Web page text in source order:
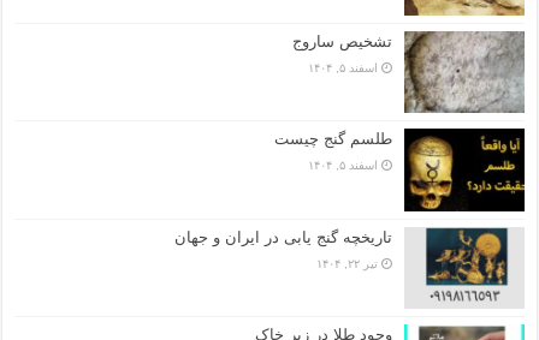
تشخیص ساروج
اسفند ۵, ۱۴۰۴
طلسم گنج چیست
اسفند ۵, ۱۴۰۴
تاریخچه گنج‌ یابی در ایران و جهان
تیر ۲۲, ۱۴۰۴
وجود طلا در زیر خاک